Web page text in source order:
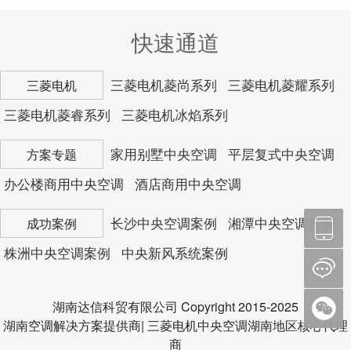
快速通道
三菱电机 三菱电机菱尚系列
三菱电机菱耀系列
三菱电机菱睿系列
三菱电机冰焰系列
方案专题 家用别墅中央空调
平层复式中央空调
办公楼商用中央空调
酒店商用中央空调
成功案例 长沙中央空调案例
湘潭中央空调案例
株洲中央空调案例
中央新风系统案例
湖南达信科贸有限公司 Copyright 2015-2025
湖南空调解决方案提供商| 三菱电机中央空调湖南地区核心代理
商